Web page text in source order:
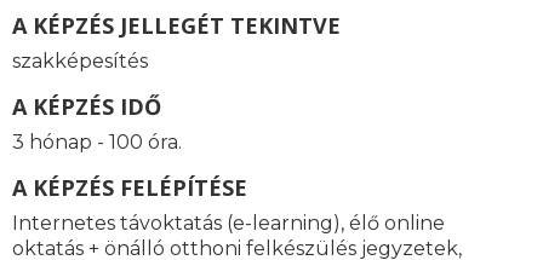
A KÉPZÉS JELLEGÉT TEKINTVE
szakképesítés
A KÉPZÉS IDŐ
3 hónap - 100 óra.
A KÉPZÉS FELÉPÍTÉSE
Internetes távoktatás (e-learning), élő online
oktatás + önálló otthoni felkészülés jegyzetek,